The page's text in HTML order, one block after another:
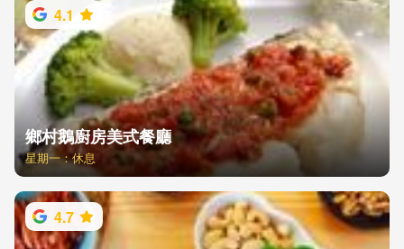
4.1
鄉村鵝廚房美式餐廳
星期一：休息
4.7